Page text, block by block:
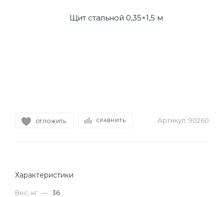
ОТЛОЖИТЬ СРАВНИТЬ Артикул: 90260
Характеристики
Вес, кг — 36